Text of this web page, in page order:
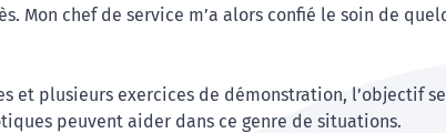
Mon chef de service m’a alors confié le soin de
et plusieurs exercices de démonstration, l’objectif
peuvent aider dans ce genre de situations.